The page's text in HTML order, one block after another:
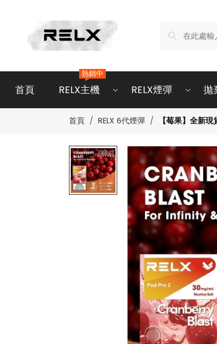
首頁 RELX主機
熱銷中
RELX煙彈 拋
首頁 RELX 6代煙彈 【莓果】全新